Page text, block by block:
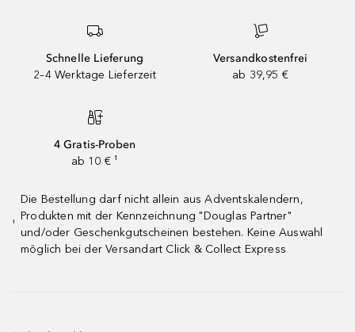
Schnelle Lieferung
2–4 Werktage Lieferzeit
Versandkostenfrei
ab 39,95 €
4 Gratis-Proben
ab 10 € ¹
¹
Die Bestellung darf nicht allein aus Adventskalendern,
Produkten mit der Kennzeichnung "Douglas Partner"
und/oder Geschenkgutscheinen bestehen. Keine Auswahl
möglich bei der Versandart Click & Collect Express